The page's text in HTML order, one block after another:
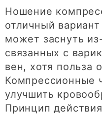
Ношение
отличный
может заснуть
связанных с
вен, хотя польза
Компрессионные
улучшить
Принцип